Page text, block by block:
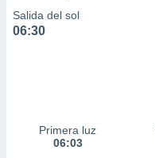
Salida del sol
06:30
Primera luz
06:03